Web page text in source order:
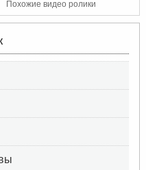
Похожие видео ролики